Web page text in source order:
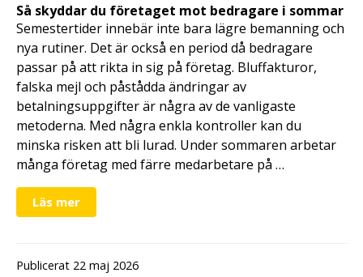
Så skyddar du företaget mot bedragare i sommar
Semestertider innebär inte bara lägre bemanning och
nya rutiner. Det är också en period då bedragare
passar på att rikta in sig på företag. Bluffakturor,
falska mejl och påstådda ändringar av
betalningsuppgifter är några av de vanligaste
metoderna. Med några enkla kontroller kan du
minska risken att bli lurad. Under sommaren arbetar
många företag med färre medarbetare på …
Läs mer
Publicerat 22 maj 2026